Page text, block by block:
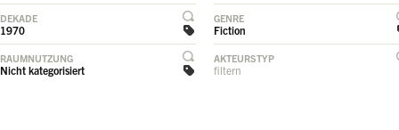
DEKADE
1970
GENRE
Fiction
RAUMNUTZUNG
Nicht kategorisiert
AKTEURSTYP
filtern